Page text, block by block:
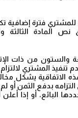
للمشتري فترة إضافية
نص المادة
والستون من ذات
المشتري لالتزام
الاتفاقية يشكل
التزامه بدفع الثمن أو
البائع، أو إذا